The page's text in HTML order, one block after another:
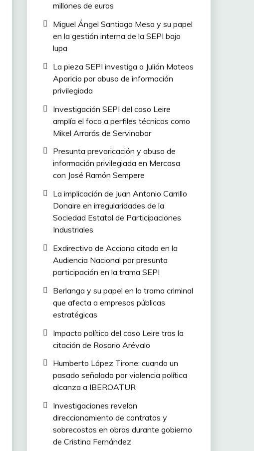
millones de euros
Miguel Ángel Santiago Mesa y su papel
en la gestión interna de la SEPI bajo
lupa
La pieza SEPI investiga a Julián Mateos
Aparicio por abuso de información
privilegiada
Investigación SEPI del caso Leire
amplía el foco a perfiles técnicos como
Mikel Arrarás de Servinabar
Presunta prevaricación y abuso de
información privilegiada en Mercasa
con José Ramón Sempere
La implicación de Juan Antonio Carrillo
Donaire en irregularidades de la
Sociedad Estatal de Participaciones
Industriales
Exdirectivo de Acciona citado en la
Audiencia Nacional por presunta
participación en la trama SEPI
Berlanga y su papel en la trama criminal
que afecta a empresas públicas
estratégicas
Impacto político del caso Leire tras la
citación de Rosario Arévalo
Humberto López Tirone: cuando un
pasado señalado por violencia política
alcanza a IBEROATUR
Investigaciones revelan
direccionamiento de contratos y
sobrecostos en obras durante gobierno
de Cristina Fernández